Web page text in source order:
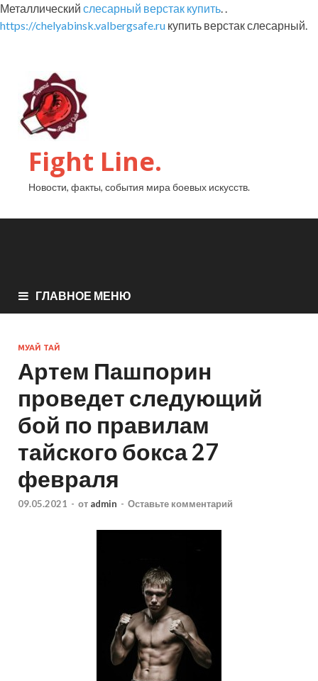
Металлический слесарный верстак купить. .
https://chelyabinsk.valbergsafe.ru купить верстак слесарный.
Fight Line.
Новости, факты, события мира боевых искусств.
ГЛАВНОЕ МЕНЮ
МУАЙ ТАЙ
Артем Пашпорин
проведет следующий
бой по правилам
тайского бокса 27
февраля
09.05.2021 - от admin - Оставьте комментарий